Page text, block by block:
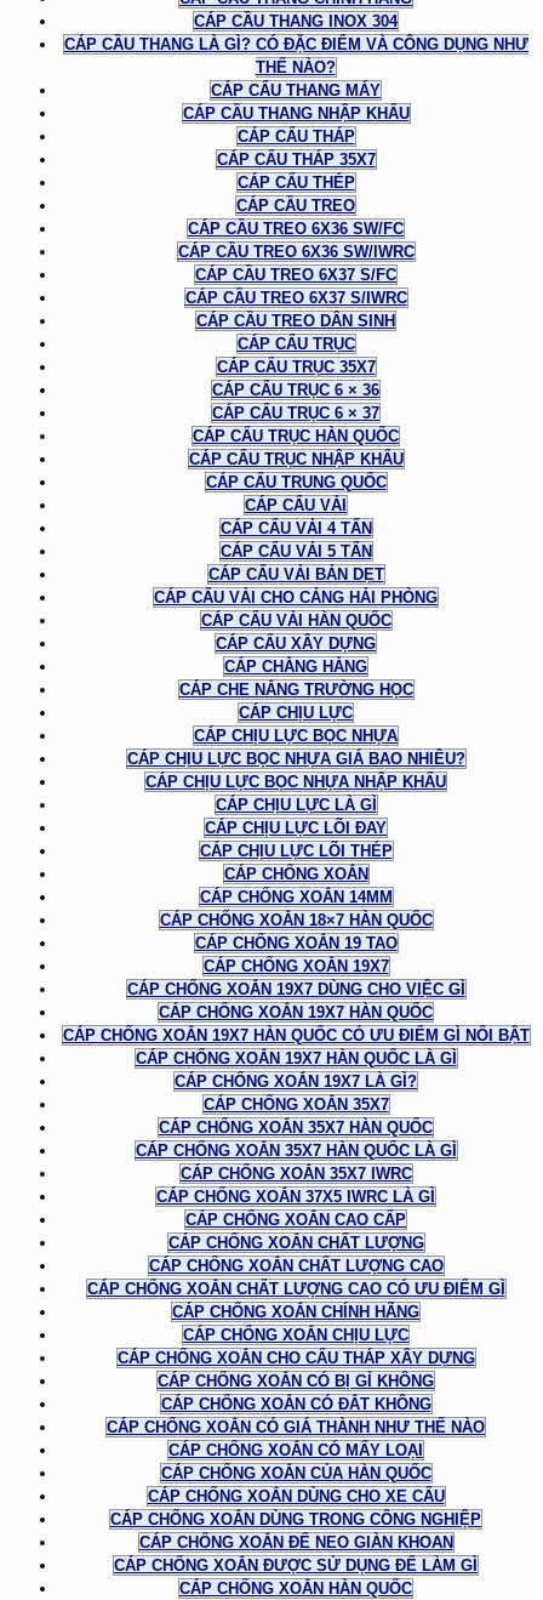
CÁP CẦU THANG INOX 304
CÁP CẦU THANG LÀ GÌ? CÓ ĐẶC ĐIỂM VÀ CÔNG DỤNG NHƯ
THẾ NÀO?
CÁP CẨU THANG MÁY
CÁP CẦU THANG NHẬP KHẨU
CÁP CẨU THÁP
CÁP CẨU THÁP 35X7
CÁP CẨU THÉP
CÁP CẦU TREO
CÁP CẦU TREO 6X36 SW/FC
CÁP CẦU TREO 6X36 SW/IWRC
CÁP CẦU TREO 6X37 S/FC
CÁP CẦU TREO 6X37 S/IWRC
CÁP CẦU TREO DÂN SINH
CÁP CẨU TRỤC
CÁP CẨU TRỤC 35X7
CÁP CẨU TRỤC 6 × 36
CÁP CẨU TRỤC 6 × 37
CÁP CẨU TRỤC HÀN QUỐC
CÁP CẨU TRỤC NHẬP KHẨU
CÁP CẨU TRUNG QUỐC
CÁP CẨU VẢI
CÁP CẨU VẢI 4 TẤN
CÁP CẨU VẢI 5 TẤN
CÁP CẨU VẢI BẢN DẸT
CÁP CẨU VẢI CHO CẢNG HẢI PHÒNG
CÁP CẨU VẢI HÀN QUỐC
CÁP CẨU XÂY DỰNG
CÁP CHẰNG HÀNG
CÁP CHE NẮNG TRƯỜNG HỌC
CÁP CHỊU LỰC
CÁP CHỊU LỰC BỌC NHỰA
CÁP CHỊU LỰC BỌC NHỰA GIÁ BAO NHIÊU?
CÁP CHỊU LỰC BỌC NHỰA NHẬP KHẨU
CÁP CHỊU LỰC LÀ GÌ
CÁP CHỊU LỰC LÕI ĐAY
CÁP CHỊU LỰC LÕI THÉP
CÁP CHỐNG XOẮN
CÁP CHỐNG XOẮN 14MM
CÁP CHỐNG XOẮN 18×7 HÀN QUỐC
CÁP CHỐNG XOẮN 19 TAO
CÁP CHỐNG XOẮN 19X7
CÁP CHỐNG XOẮN 19X7 DÙNG CHO VIỆC GÌ
CÁP CHỐNG XOẮN 19X7 HÀN QUỐC
CÁP CHỐNG XOẮN 19X7 HÀN QUỐC CÓ ƯU ĐIỂM GÌ NỔI BẬT
CÁP CHỐNG XOẮN 19X7 HÀN QUỐC LÀ GÌ
CÁP CHỐNG XOẮN 19X7 LÀ GÌ?
CÁP CHỐNG XOẮN 35X7
CÁP CHỐNG XOẮN 35X7 HÀN QUỐC
CÁP CHỐNG XOẮN 35X7 HÀN QUỐC LÀ GÌ
CÁP CHỐNG XOẮN 35X7 IWRC
CÁP CHỐNG XOẮN 37X5 IWRC LÀ GÌ
CÁP CHỐNG XOẮN CAO CẤP
CÁP CHỐNG XOẮN CHẤT LƯỢNG
CÁP CHỐNG XOẮN CHẤT LƯỢNG CAO
CÁP CHỐNG XOẮN CHẤT LƯỢNG CAO CÓ ƯU ĐIỂM GÌ
CÁP CHỐNG XOẮN CHÍNH HÃNG
CÁP CHỐNG XOẮN CHỊU LỰC
CÁP CHỐNG XOẮN CHO CẨU THÁP XÂY DỰNG
CÁP CHỐNG XOẮN CÓ BỊ GỈ KHÔNG
CÁP CHỐNG XOẮN CÓ ĐẮT KHÔNG
CÁP CHỐNG XOẮN CÓ GIÁ THÀNH NHƯ THẾ NÀO
CÁP CHỐNG XOẮN CÓ MẤY LOẠI
CÁP CHỐNG XOẮN CỦA HÀN QUỐC
CÁP CHỐNG XOẮN DÙNG CHO XE CẨU
CÁP CHỐNG XOẮN DÙNG TRONG CÔNG NGHIỆP
CÁP CHỐNG XOẮN ĐỂ NEO GIÀN KHOAN
CÁP CHỐNG XOẮN ĐƯỢC SỬ DỤNG ĐỂ LÀM GÌ
CÁP CHỐNG XOẮN HÀN QUỐC